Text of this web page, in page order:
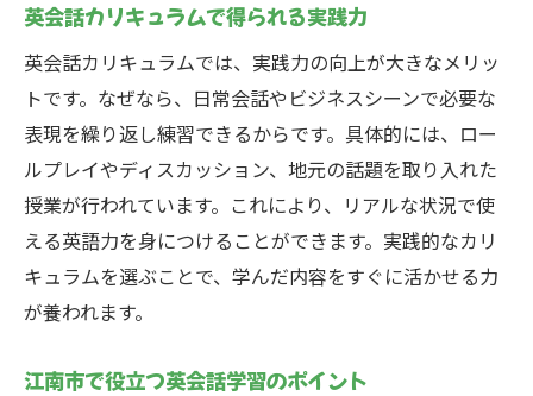
英会話カリキュラムで得られる実践力
英会話カリキュラムでは、実践力の向上が大きなメリッ
トです。なぜなら、日常会話やビジネスシーンで必要な
表現を繰り返し練習できるからです。具体的には、ロー
ルプレイやディスカッション、地元の話題を取り入れた
授業が行われています。これにより、リアルな状況で使
える英語力を身につけることができます。実践的なカリ
キュラムを選ぶことで、学んだ内容をすぐに活かせる力
が養われます。
江南市で役立つ英会話学習のポイント